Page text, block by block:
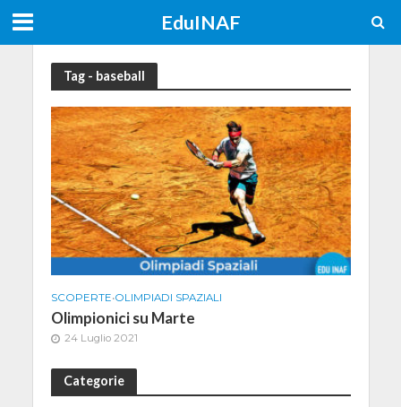
EduINAF
Tag - baseball
SCOPERTE•OLIMPIADI SPAZIALI
Olimpionici su Marte
24 Luglio 2021
Categorie